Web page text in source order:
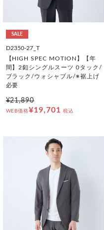
SALE
D2350-27_T
【HIGH SPEC MOTION】【年
間】2釦シングルスーツ 0タック/
ブラック/ウォシャブル/※裾上げ
必要
¥21,890
WEB価格¥19,701 税込